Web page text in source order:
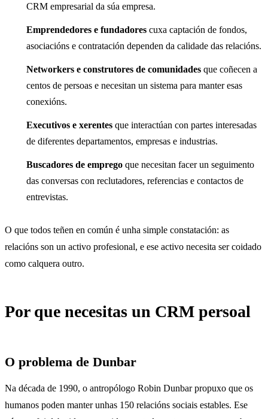
CRM empresarial da súa empresa.
Emprendedores e fundadores cuxa captación de fondos,
asociacións e contratación dependen da calidade das relacións.
Networkers e construtores de comunidades que coñecen a
centos de persoas e necesitan un sistema para manter esas
conexións.
Executivos e xerentes que interactúan con partes interesadas
de diferentes departamentos, empresas e industrias.
Buscadores de emprego que necesitan facer un seguimento
das conversas con reclutadores, referencias e contactos de
entrevistas.
O que todos teñen en común é unha simple constatación: as
relacións son un activo profesional, e ese activo necesita ser coidado
como calquera outro.
Por que necesitas un CRM persoal
O problema de Dunbar
Na década de 1990, o antropólogo Robin Dunbar propuxo que os
humanos poden manter unhas 150 relacións sociais estables. Ese